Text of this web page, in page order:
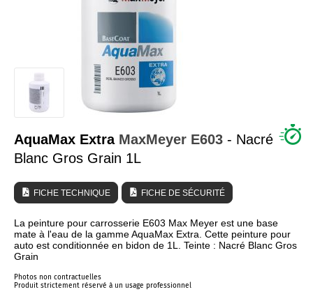
OUTILLAGE CARROSSERIE
ÉQUIPEMENT ATELIER CARROSSERIE
INSTALLATION LABO
TUTORIEL & CONSEILS
AquaMax Extra MaxMeyer E603 - Nacré
Blanc Gros Grain 1L
FICHE TECHNIQUE FICHE DE SÉCURITÉ
La peinture pour carrosserie E603 Max Meyer est une base
mate à l'eau de la gamme AquaMax Extra. Cette peinture pour
auto est conditionnée en bidon de 1L. Teinte : Nacré Blanc Gros
Grain
Photos non contractuelles
Produit strictement réservé à un usage professionnel